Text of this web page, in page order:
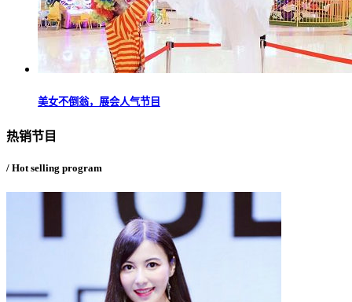
美女不倒翁，展会人气节目
热销节目
/ Hot selling program